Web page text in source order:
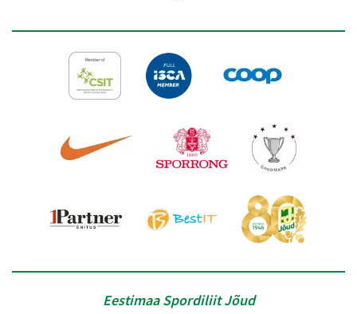
Eestimaa Spordiliit Jõud